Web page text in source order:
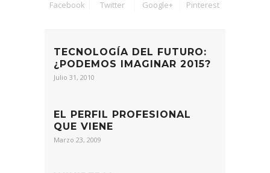
Facebook Twitter Google+ Pinterest
TECNOLOGÍA DEL FUTURO:
¿PODEMOS IMAGINAR 2015?
Julio 31, 2010
EL PERFIL PROFESIONAL
QUE VIENE
Marzo 23, 2009